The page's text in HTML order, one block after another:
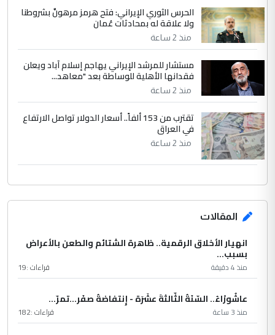
الحرس الثوري الإيراني: فتح هرمز مرهونٌ بشروطنا
ولا علاقة له بمحادثات عُمان
منذ 2 ساعة
مستشار للمرشد الإيراني يهاجم إسلام آباد ويعلن
فقدانها الأهلية للوساطة بعد "معاهد...
منذ 2 ساعة
تقترب من 153 ألفاً.. أسعار الدولار تواصل الارتفاع
في العراق
منذ 2 ساعة
المقالات
انهيار الأخلاق الرقمية.. ظاهرة الشتائم والطعن بالأعراض
بسبب...
منذ 4 دقيقة قراءات :19
عاشُورْاءُ.. السّنَةُ الثّالثةَ عشَرَة - إِنتفاضةُ صفَر…تمرّ...
منذ 3 ساعة قراءات :182